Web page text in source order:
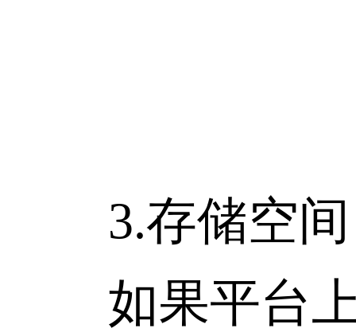
3.存储空间
如果平台上